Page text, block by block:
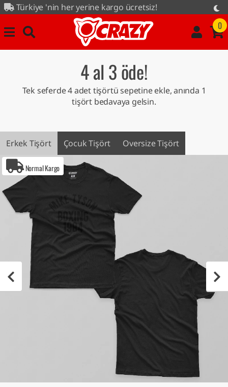
her yerine kargo ücretsiz!
tüm ürünlerde...
0
4 al 3 öde!
Tek seferde 4 adet tişörtü sepetine ekle, anında 1
tişört bedavaya gelsin.
Erkek Tişört Çocuk Tişört Oversize Tişört
Normal Kargo